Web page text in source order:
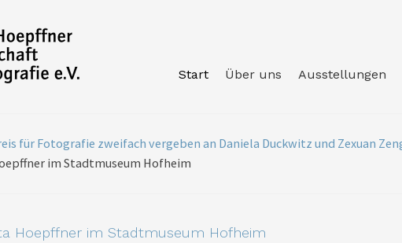
Start Über uns Ausstellungen
für Fotografie zweifach vergeben an Daniela Duckwitz und Zexuan
im Stadtmuseum Hofheim
Hoepffner im Stadtmuseum Hofheim